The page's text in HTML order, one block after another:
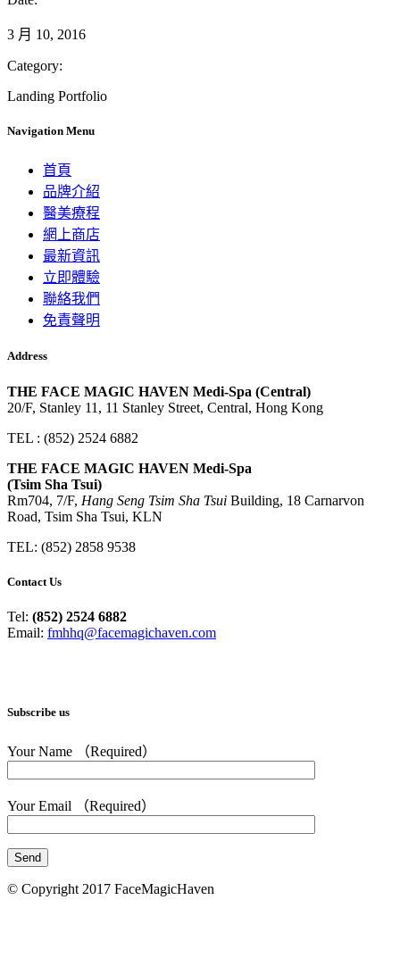
3 月 10, 2016
Category:
Landing Portfolio
Navigation Menu
首頁
品牌介紹
醫美療程
網上商店
最新資訊
立即體驗
聯絡我們
免責聲明
Address
THE FACE MAGIC HAVEN Medi-Spa (Central)
20/F, Stanley 11, 11 Stanley Street, Central, Hong Kong
TEL : (852) 2524 6882
THE FACE MAGIC HAVEN Medi-Spa
(Tsim Sha Tsui)
Rm704, 7/F, Hang Seng Tsim Sha Tsui Building, 18 Carnarvon
Road, Tsim Sha Tsui, KLN
TEL: (852) 2858 9538
Contact Us
Tel: (852) 2524 6882
Email: fmhhq@facemagichaven.com
Subscribe us
Your Name （Required）
Your Email （Required）
© Copyright 2017 FaceMagicHaven